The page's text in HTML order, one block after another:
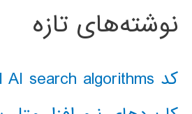
نوشته‌های تازه
کد classical AI search algorithms